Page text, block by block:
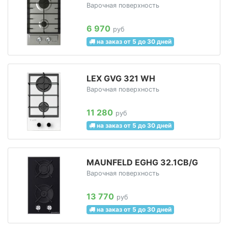
Варочная поверхность
6 970 руб
на заказ от 5 до 30 дней
LEX GVG 321 WH
Варочная поверхность
11 280 руб
на заказ от 5 до 30 дней
MAUNFELD EGHG 32.1CB/G
Варочная поверхность
13 770 руб
на заказ от 5 до 30 дней